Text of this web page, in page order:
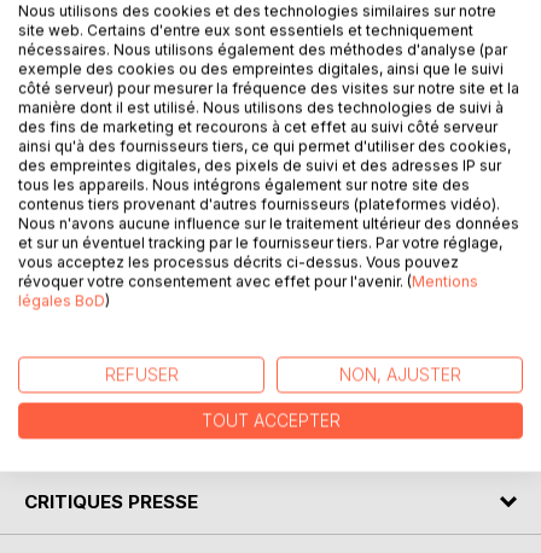
DESCRIPTION
Élaborez vous-même vos menus adaptés à votre
insuffisance cardiaque ! Retrouvez des conseils
diététiques fondamentaux concernant votre cardiopathie.
Ils vous permettront d'élaborer vos repas très facilement
et sans risque d'erreur nutritionnelle en complétant chaque
semaine, selon vos goûts et vos envies, un programme de
nutritionniste.
AUTEUR(S)
CRITIQUES PRESSE
Nous utilisons des cookies et des technologies similaires sur notre
site web. Certains d'entre eux sont essentiels et techniquement
nécessaires. Nous utilisons également des méthodes d'analyse (par
exemple des cookies ou des empreintes digitales, ainsi que le suivi
côté serveur) pour mesurer la fréquence des visites sur notre site et la
manière dont il est utilisé. Nous utilisons des technologies de suivi à
des fins de marketing et recourons à cet effet au suivi côté serveur
ainsi qu'à des fournisseurs tiers, ce qui permet d'utiliser des cookies,
des empreintes digitales, des pixels de suivi et des adresses IP sur
tous les appareils. Nous intégrons également sur notre site des
contenus tiers provenant d'autres fournisseurs (plateformes vidéo).
Nous n'avons aucune influence sur le traitement ultérieur des données
et sur un éventuel tracking par le fournisseur tiers. Par votre réglage,
vous acceptez les processus décrits ci-dessus. Vous pouvez
révoquer votre consentement avec effet pour l'avenir. (Mentions
légales BoD)
REFUSER NON, AJUSTER
TOUT ACCEPTER